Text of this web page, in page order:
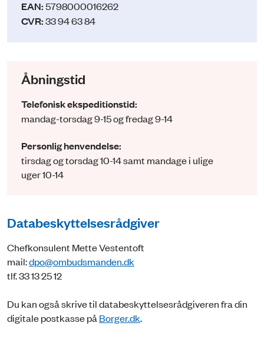
EAN:5798000016262
CVR:33 94 63 84
Åbningstid
Telefonisk ekspeditionstid:
mandag-torsdag 9-15 og fredag 9-14
Personlig henvendelse:
tirsdag og torsdag 10-14 samt mandage i ulige
uger 10-14
Databeskyttelsesrådgiver
Chefkonsulent Mette Vestentoft
mail:dpo@ombudsmanden.dk
tlf. 33 13 25 12
Du kan også skrive til databeskyttelsesrådgiveren fra din
digitale postkasse på Borger.dk.